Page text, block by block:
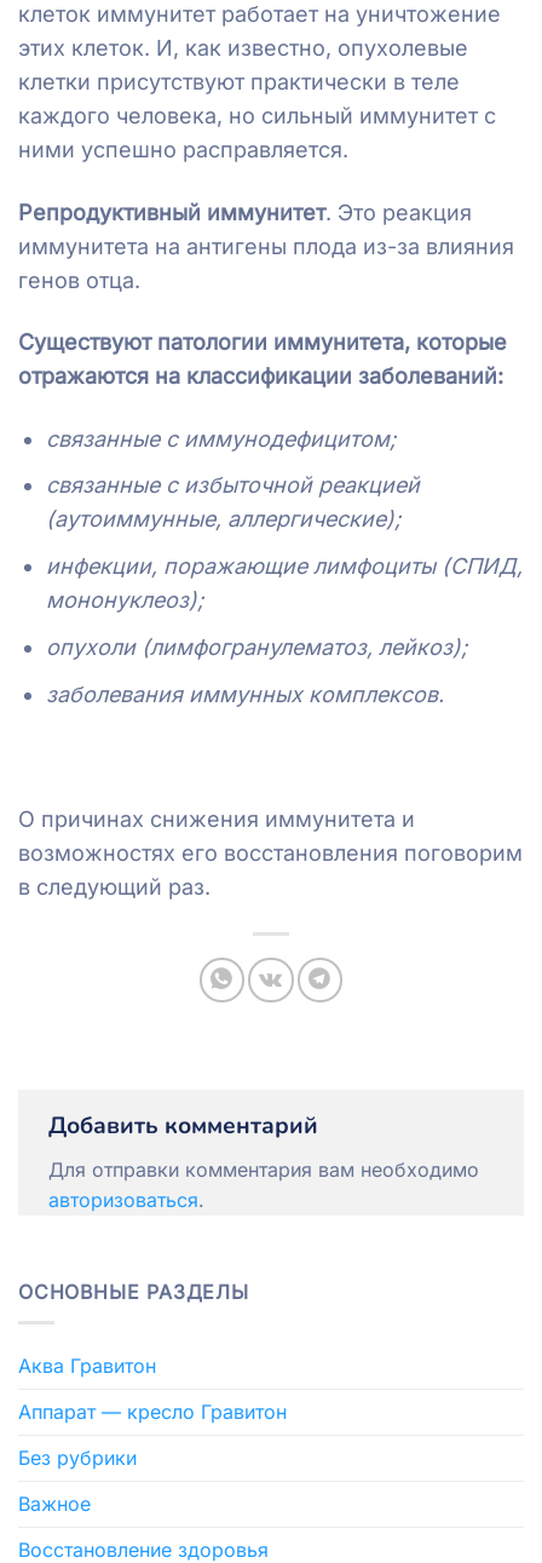
клеток иммунитет работает на уничтожение
этих клеток. И, как известно, опухолевые
клетки присутствуют практически в теле
каждого человека, но сильный иммунитет с
ними успешно расправляется.
Репродуктивный иммунитет. Это реакция
иммунитета на антигены плода из-за влияния
генов отца.
Существуют патологии иммунитета, которые
отражаются на классификации заболеваний:
связанные с иммунодефицитом;
связанные с избыточной реакцией
(аутоиммунные, аллергические);
инфекции, поражающие лимфоциты (СПИД,
мононуклеоз);
опухоли (лимфогранулематоз, лейкоз);
заболевания иммунных комплексов.
О причинах снижения иммунитета и
возможностях его восстановления поговорим
в следующий раз.
Добавить комментарий
Для отправки комментария вам необходимо
авторизоваться.
ОСНОВНЫЕ РАЗДЕЛЫ
Аква Гравитон
Аппарат — кресло Гравитон
Без рубрики
Важное
Восстановление здоровья